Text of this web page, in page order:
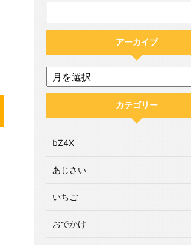
アーカイブ
カテゴリー
bZ4X
あじさい
いちご
おでかけ